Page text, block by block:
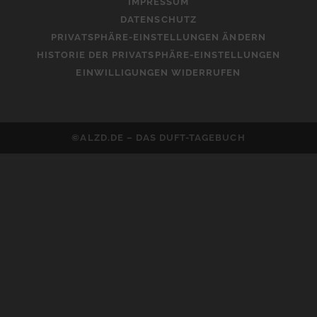
DATENSCHUTZ
PRIVATSPHÄRE-EINSTELLUNGEN ÄNDERN
HISTORIE DER PRIVATSPHÄRE-EINSTELLUNGEN
EINWILLIGUNGEN WIDERRUFEN
©ALZD.DE – DAS DUFT-TAGEBUCH